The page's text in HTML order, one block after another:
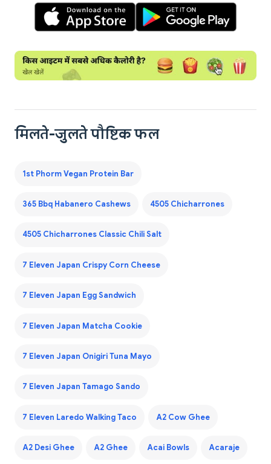
मिलते-जुलते पौष्टिक फल
1st Phorm Vegan Protein Bar
365 Bbq Habanero Cashews 4505 Chicharrones
4505 Chicharrones Classic Chili Salt
7 Eleven Japan Crispy Corn Cheese
7 Eleven Japan Egg Sandwich
7 Eleven Japan Matcha Cookie
7 Eleven Japan Onigiri Tuna Mayo
7 Eleven Japan Tamago Sando
7 Eleven Laredo Walking Taco A2 Cow Ghee
A2 Desi Ghee A2 Ghee Acai Bowls Acaraje